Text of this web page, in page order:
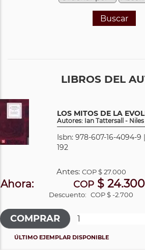
Buscar
LIBROS DEL
LOS MITOS DE LA
Autores: Ian Tattersall -
Isbn: 978-607-16-4094-9
192
Antes: COP$ 27.000
Ahora: COP$ 24.300
Descuento: COP $ -2.700
ÚLTIMO EJEMPLAR DISPONIBLE